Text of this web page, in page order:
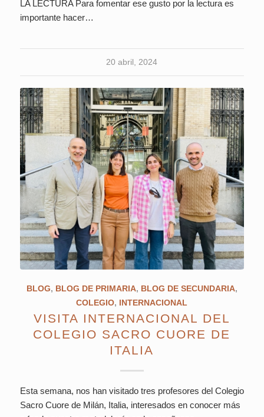
LA LECTURA Para fomentar ese gusto por la lectura es
importante hacer…
20 abril, 2024
BLOG, BLOG DE PRIMARIA, BLOG DE SECUNDARIA,
COLEGIO, INTERNACIONAL
VISITA INTERNACIONAL DEL
COLEGIO SACRO CUORE DE
ITALIA
Esta semana, nos han visitado tres profesores del Colegio
Sacro Cuore de Milán, Italia, interesados en conocer más